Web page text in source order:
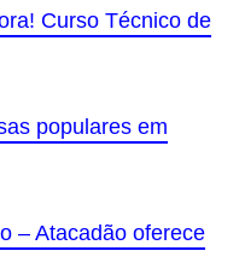
Curso Técnico de
populares em
– Atacadão oferece